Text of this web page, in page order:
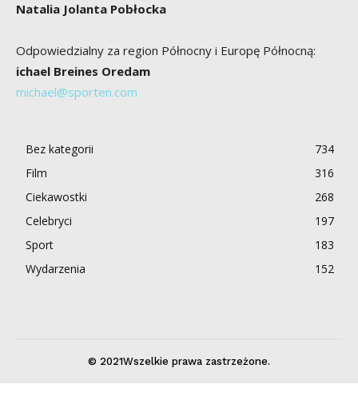
Natalia Jolanta Pobłocka
Odpowiedzialny za region Północny i Europę Północną:
ichael Breines Oredam
michael@sporten.com
Bez kategorii
734
Film
316
Ciekawostki
268
Celebryci
197
Sport
183
Wydarzenia
152
© 2021Wszelkie prawa zastrzeżone.